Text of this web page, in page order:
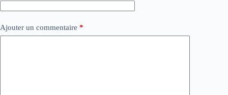
Ajouter un commentaire *